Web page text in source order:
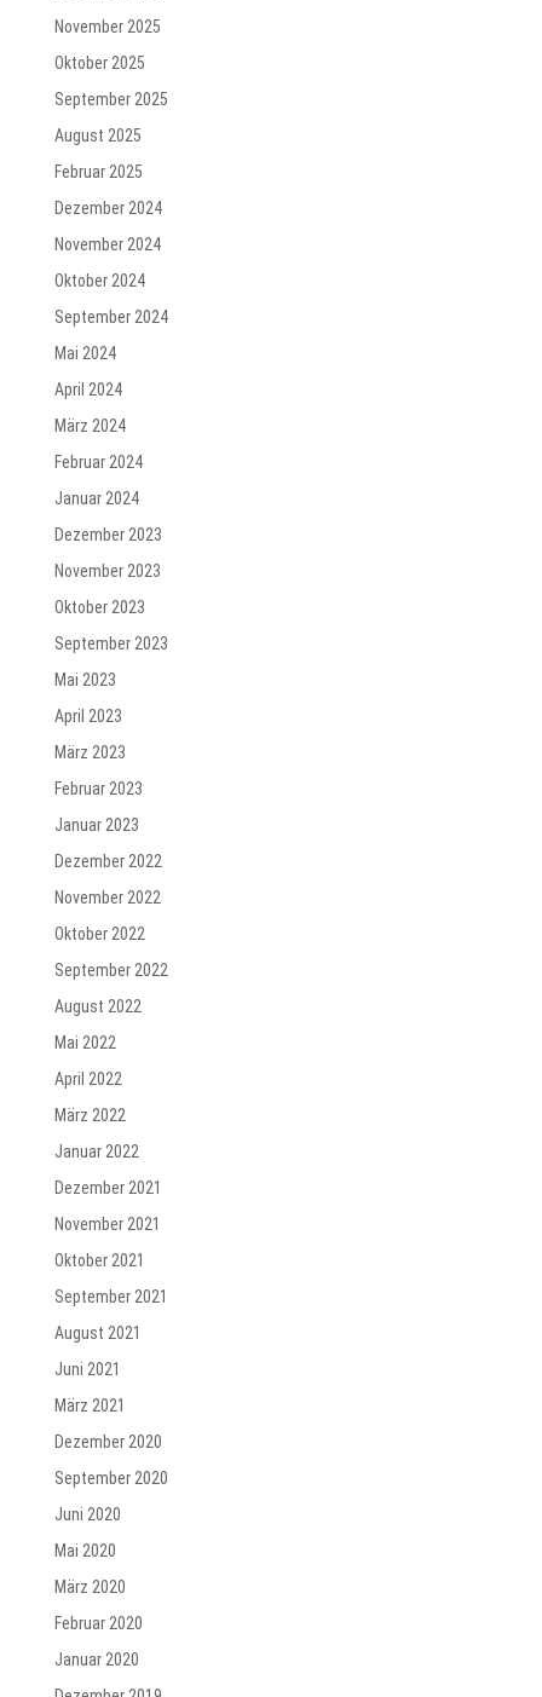
November 2025
Oktober 2025
September 2025
August 2025
Februar 2025
Dezember 2024
November 2024
Oktober 2024
September 2024
Mai 2024
April 2024
März 2024
Februar 2024
Januar 2024
Dezember 2023
November 2023
Oktober 2023
September 2023
Mai 2023
April 2023
März 2023
Februar 2023
Januar 2023
Dezember 2022
November 2022
Oktober 2022
September 2022
August 2022
Mai 2022
April 2022
März 2022
Januar 2022
Dezember 2021
November 2021
Oktober 2021
September 2021
August 2021
Juni 2021
März 2021
Dezember 2020
September 2020
Juni 2020
Mai 2020
März 2020
Februar 2020
Januar 2020